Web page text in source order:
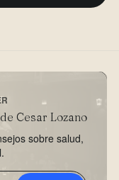
Cesar Lozano
sobre salud,